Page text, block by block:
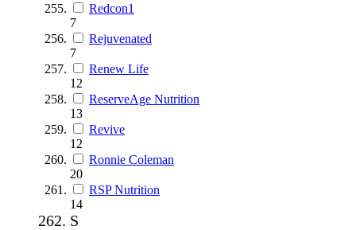
Redcon1
7
Rejuvenated
7
Renew Life
12
ReserveAge Nutrition
13
Revive
12
Ronnie Coleman
20
RSP Nutrition
14
S